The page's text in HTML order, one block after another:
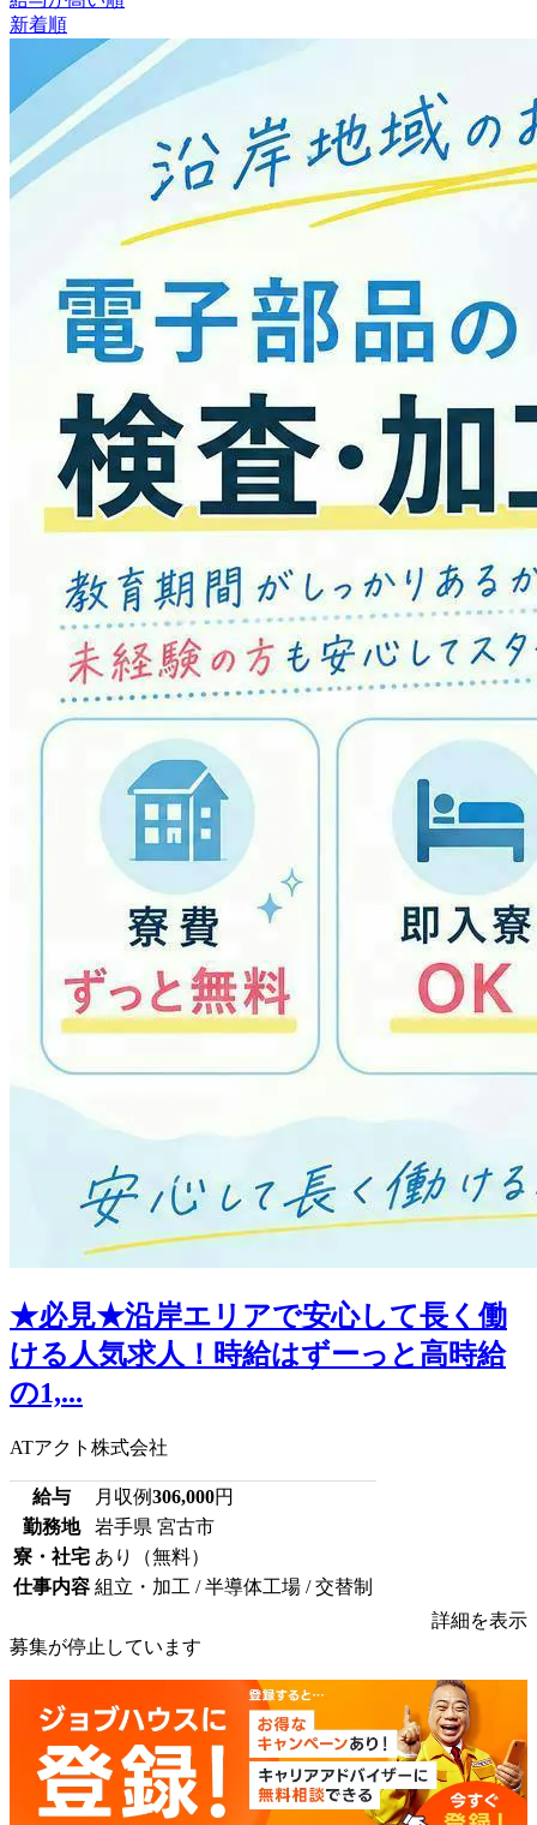
新着順
★必見★沿岸エリアで安心して長く働
ける人気求人！時給はずーっと高時給
の1,...
ATアクト株式会社
給与 月収例306,000円
勤務地
岩手県 宮古市
寮・社宅 あり（無料）
仕事内容 組立・加工 / 半導体工場 / 交替制
詳細を表示
募集が停止しています